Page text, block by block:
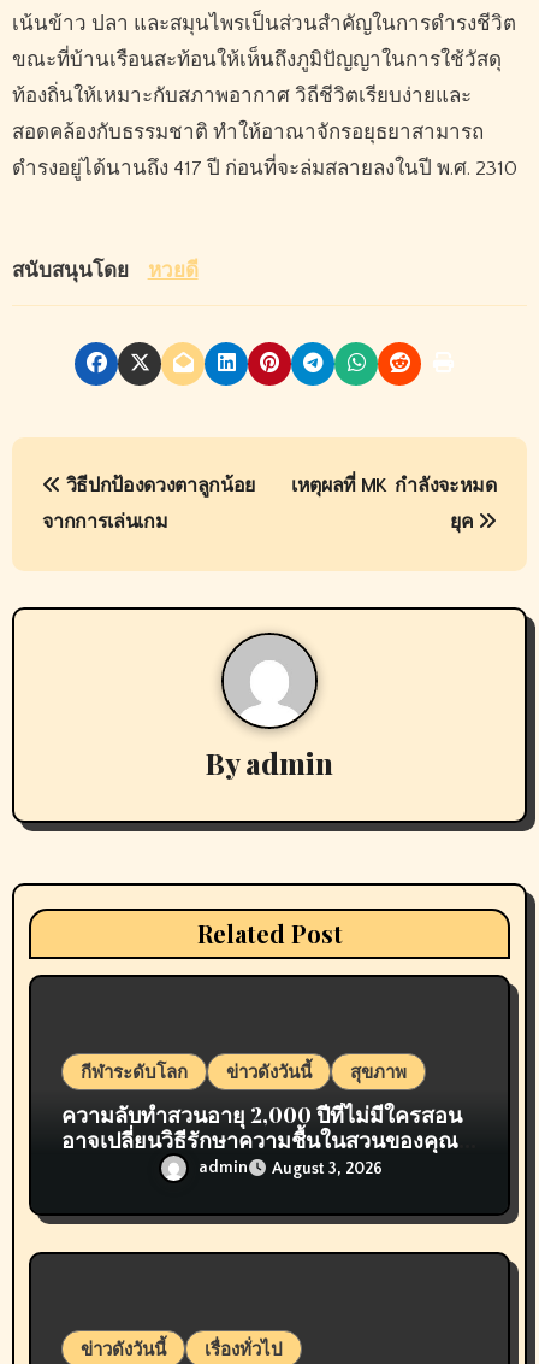
เน้นข้าว ปลา และสมุนไพรเป็นส่วนสำคัญในการดำรงชีวิต
ขณะที่บ้านเรือนสะท้อนให้เห็นถึงภูมิปัญญาในการใช้วัสดุ
ท้องถิ่นให้เหมาะกับสภาพอากาศ วิถีชีวิตเรียบง่ายและ
สอดคล้องกับธรรมชาติ ทำให้อาณาจักรอยุธยาสามารถ
ดำรงอยู่ได้นานถึง 417 ปี ก่อนที่จะล่มสลายลงในปี พ.ศ. 2310
สนับสนุนโดย หวยดี
P
s
t
i
a
วิธีปกป้องดวงตาลูกน้อย
จากการเล่นเกม
เหตุผลที่ MK กำลังจะหมด
ยุค
Byadmin
Related Post
กีฬาระดับโลก ข่าวดังวันนี้ สุขภาพ
ความลับทำสวนอายุ 2,000 ปีที่ไม่มีใครสอน
อาจเปลี่ยนวิธีรักษาความชื้นในสวนของคุณ
ไปตลอดกาล
admin August 3, 2026
ข่าวดังวันนี้ เรื่องทั่วไป